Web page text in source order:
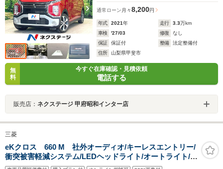
通常ローン 月々8,200円
年式 2021年 走行 3.3万km
車検
'27/03 修復
なし
保証
保証付 整備
法定整備付
住所
山梨県甲斐市
無
料
今すぐ在庫確認・見積依頼
電話する
販売店： ネクステージ 甲府昭和インター店
三菱
eKクロス 660 M 社外オーディオ/キーレスエントリー/
衝突被害軽減システム/LEDヘッドライト/オートライト/フ
ロントフォグランプ/社外アルミホイール/ヘッドライトレ